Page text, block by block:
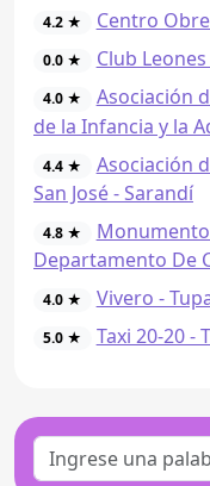
4.2 ★ Centro
0.0 ★ Club
4.0 ★
Asociación
de la Infancia y la
4.4 ★
Asociación
San José - Sarandí
4.8 ★
Departamento De
4.0 ★ Vivero -
5.0 ★ Taxi 20-20 -